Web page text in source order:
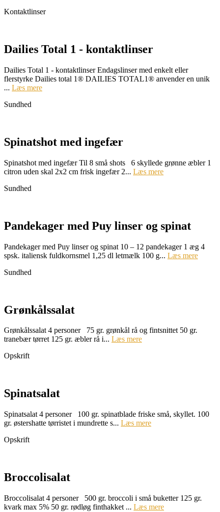
Kontaktlinser
Dailies Total 1 - kontaktlinser
Dailies Total 1 - kontaktlinser Endagslinser med enkelt eller
flerstyrke Dailies total 1® DAILIES TOTAL1® anvender en unik
... Læs mere
Sundhed
Spinatshot med ingefær
Spinatshot med ingefær Til 8 små shots 6 skyllede grønne æbler 1
citron uden skal 2x2 cm frisk ingefær 2... Læs mere
Sundhed
Pandekager med Puy linser og spinat
Pandekager med Puy linser og spinat 10 – 12 pandekager 1 æg 4
spsk. italiensk fuldkornsmel 1,25 dl letmælk 100 g... Læs mere
Sundhed
Grønkålssalat
Grønkålssalat 4 personer 75 gr. grønkål rå og fintsnittet 50 gr.
tranebær tørret 125 gr. æbler rå i... Læs mere
Opskrift
Spinatsalat
Spinatsalat 4 personer 100 gr. spinatblade friske små, skyllet. 100
gr. østershatte tørristet i mundrette s... Læs mere
Opskrift
Broccolisalat
Broccolisalat 4 personer 500 gr. broccoli i små buketter 125 gr.
kvark max 5% 50 gr. rødløg finthakket ... Læs mere